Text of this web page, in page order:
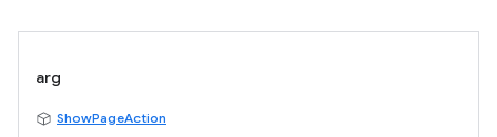
arg
ShowPageAction